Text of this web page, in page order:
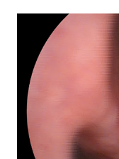
"olası yüksek riskli"
ayrılmaktadır
45), olası yüksek
tipler tip >> 6, 11,
lezyonların çoğu iyi
cinsel ilişki yolu ile
bulaşabildiğinin netlik